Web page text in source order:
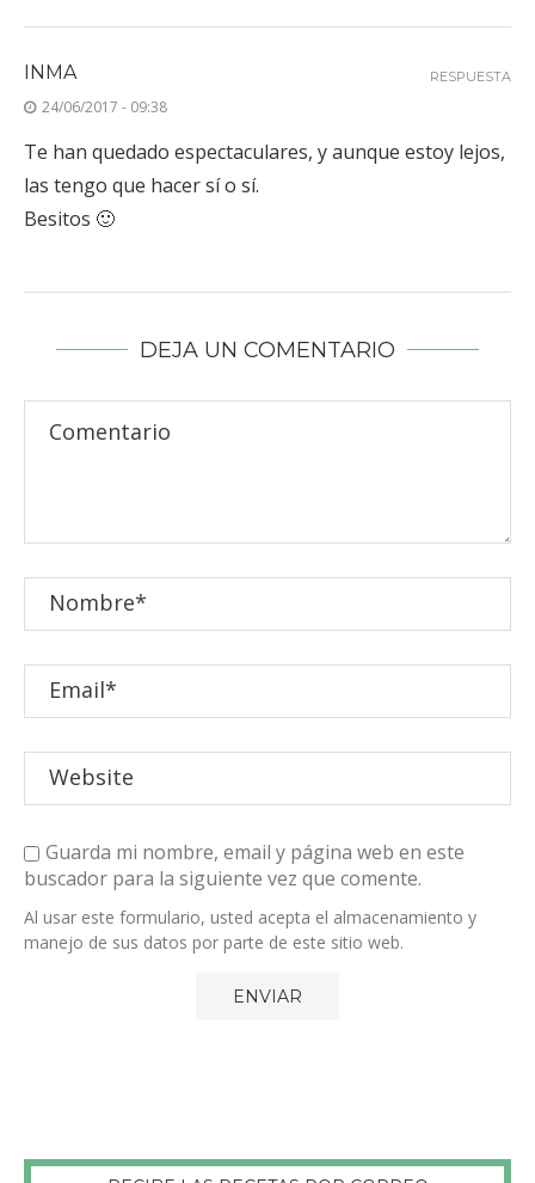
INMA
24/06/2017 - 09:38
Te han quedado espectaculares, y aunque estoy lejos,
las tengo que hacer sí o sí.
Besitos 🙂
RESPUESTA
DEJA UN COMENTARIO
Guarda mi nombre, email y página web en este
buscador para la siguiente vez que comente.
Al usar este formulario, usted acepta el almacenamiento y
manejo de sus datos por parte de este sitio web.